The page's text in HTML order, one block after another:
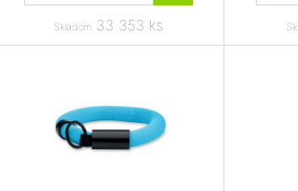
Skladom33 353 ks